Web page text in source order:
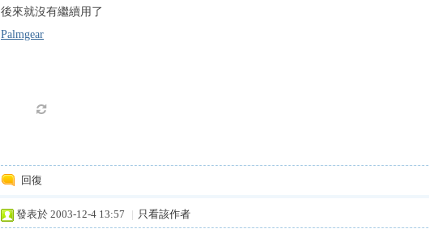
後來就沒有繼續用了
Palmgear
回復
發表於 2003-12-4 13:57 | 只看該作者